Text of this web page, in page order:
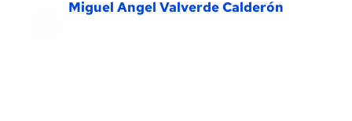
Miguel Angel Valverde Calderón